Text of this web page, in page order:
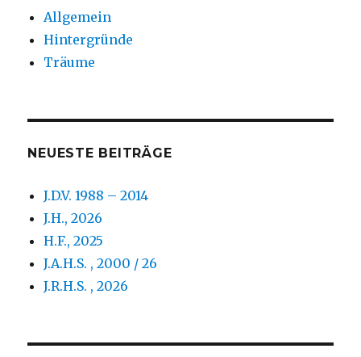
Allgemein
Hintergründe
Träume
NEUESTE BEITRÄGE
J.D.V. 1988 – 2014
J.H., 2026
H.F., 2025
J.A.H.S. , 2000 / 26
J.R.H.S. , 2026